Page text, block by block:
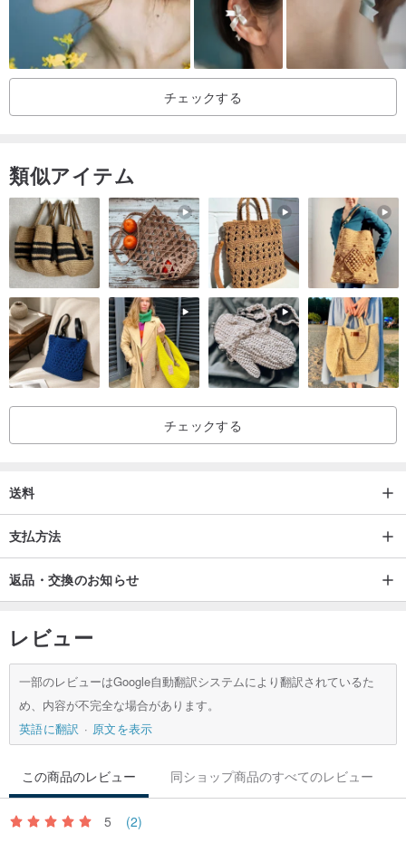
チェックする
類似アイテム
チェックする
送料
支払方法
返品・交換のお知らせ
レビュー
一部のレビューはGoogle自動翻訳システムにより翻訳されているた
め、内容が不完全な場合があります。
英語に翻訳
原文を表示
この商品のレビュー 同ショップ商品のすべてのレビュー
5 (2)